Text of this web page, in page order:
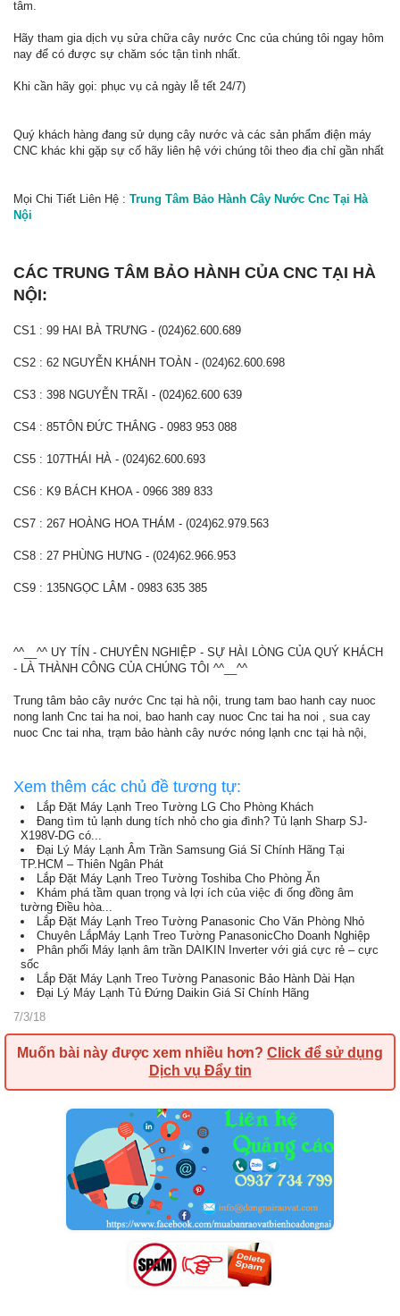
tâm.
Hãy tham gia dịch vụ sửa chữa cây nước Cnc của chúng tôi ngay hôm
nay để có được sự chăm sóc tận tình nhất.
Khi cần hãy gọi: phục vụ cả ngày lễ tết 24/7)
Quý khách hàng đang sử dụng cây nước và các sản phẩm điện máy
CNC khác khi gặp sự cố hãy liên hệ với chúng tôi theo địa chỉ gần nhất
Mọi Chi Tiết Liên Hệ : Trung Tâm Bảo Hành Cây Nước Cnc Tại Hà
Nội
CÁC TRUNG TÂM BẢO HÀNH CỦA CNC TẠI HÀ
NỘI:
CS1 : 99 HAI BÀ TRƯNG - (024)62.600.689
CS2 : 62 NGUYỄN KHÁNH TOÀN - (024)62.600.698
CS3 : 398 NGUYỄN TRÃI - (024)62.600 639
CS4 : 85TÔN ĐỨC THẮNG - 0983 953 088
CS5 : 107THÁI HÀ - (024)62.600.693
CS6 : K9 BÁCH KHOA - 0966 389 833
CS7 : 267 HOÀNG HOA THÁM - (024)62.979.563
CS8 : 27 PHÙNG HƯNG - (024)62.966.953
CS9 : 135NGỌC LÂM - 0983 635 385
^^__^^ UY TÍN - CHUYÊN NGHIỆP - SỰ HÀI LÒNG CỦA QUÝ KHÁCH
- LÀ THÀNH CÔNG CỦA CHÚNG TÔI ^^__^^
Trung tâm bảo cây nước Cnc tại hà nội, trung tam bao hanh cay nuoc
nong lanh Cnc tai ha noi, bao hanh cay nuoc Cnc tai ha noi , sua cay
nuoc Cnc tai nha, trạm bảo hành cây nước nóng lạnh cnc tại hà nội,
Xem thêm các chủ đề tương tự:
Lắp Đặt Máy Lạnh Treo Tường LG Cho Phòng Khách
Đang tìm tủ lạnh dung tích nhỏ cho gia đình? Tủ lạnh Sharp SJ-
X198V-DG có...
Đại Lý Máy Lạnh Âm Trần Samsung Giá Sỉ Chính Hãng Tại
TP.HCM – Thiên Ngân Phát
Lắp Đặt Máy Lạnh Treo Tường Toshiba Cho Phòng Ăn
Khám phá tầm quan trọng và lợi ích của việc đi ống đồng âm
tường Điều hòa...
Lắp Đặt Máy Lạnh Treo Tường Panasonic Cho Văn Phòng Nhỏ
Chuyên LắpMáy Lạnh Treo Tường PanasonicCho Doanh Nghiệp
Phân phối Máy lạnh âm trần DAIKIN Inverter với giá cực rẻ – cực
sốc
Lắp Đặt Máy Lạnh Treo Tường Panasonic Bảo Hành Dài Hạn
Đại Lý Máy Lạnh Tủ Đứng Daikin Giá Sỉ Chính Hãng
7/3/18
Muốn bài này được xem nhiều hơn? Click để sử dụng
Dịch vụ Đẩy tin